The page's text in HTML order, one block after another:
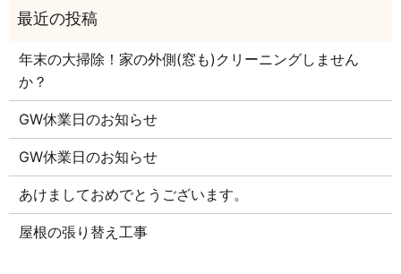
年末の大掃除！家の外側(窓も)クリーニングしません
か？
GW休業日のお知らせ
GW休業日のお知らせ
あけましておめでとうございます。
屋根の張り替え工事